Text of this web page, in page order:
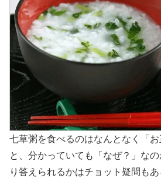
七草粥を食べるのはなんとなく「お
と、分かっていても「なぜ？」な
り答えられるかはチョット疑問も